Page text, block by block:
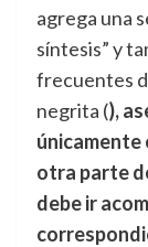
agrega una
síntesis” y
frecuentes
negrita (),
únicamente
otra parte
debe ir